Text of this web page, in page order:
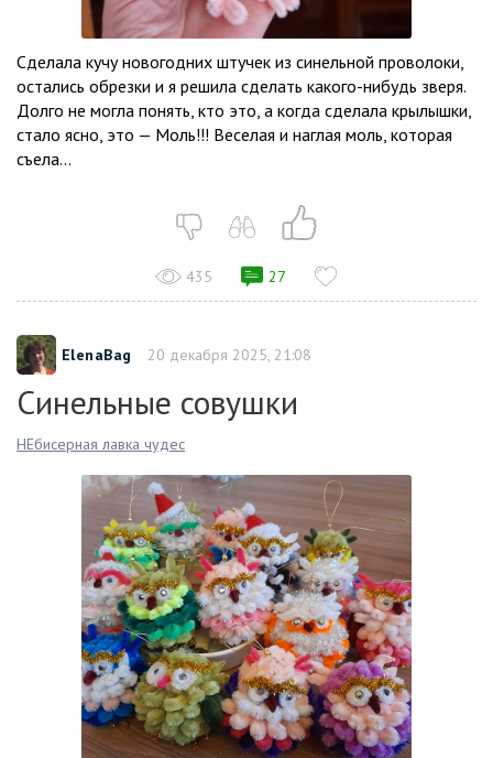
Сделала кучу новогодних штучек из синельной проволоки,
остались обрезки и я решила сделать какого-нибудь зверя.
Долго не могла понять, кто это, а когда сделала крылышки,
стало ясно, это — Моль!!! Веселая и наглая моль, которая
съела...
435 27
ElenaBag 20 декабря 2025, 21:08
Синельные совушки
НЕбисерная лавка чудес